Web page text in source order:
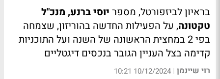
בראיון לביזפורטל, מספר יוסי ברנע, מנכ"ל
טקטונה, על הפעילות החדשה בהוריזון, שצמחה
בפי 2 במחצית הראשונה של השנה ועל התוכניות
קדימה בצל העניין הגובר בנכסים דיגטליים
רוי שיינמן |
10/12/2024 10:21